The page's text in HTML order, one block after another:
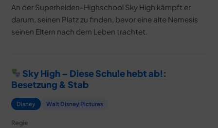
An der Superhelden-Highschool Sky High kämpft er
darum, seinen Platz zu finden, bevor eine alte Nemesis
seinen Eltern nach dem Leben trachtet.
Sky High – Diese Schule hebt ab!:
Besetzung & Stab
Disney Walt Disney Pictures
Regie